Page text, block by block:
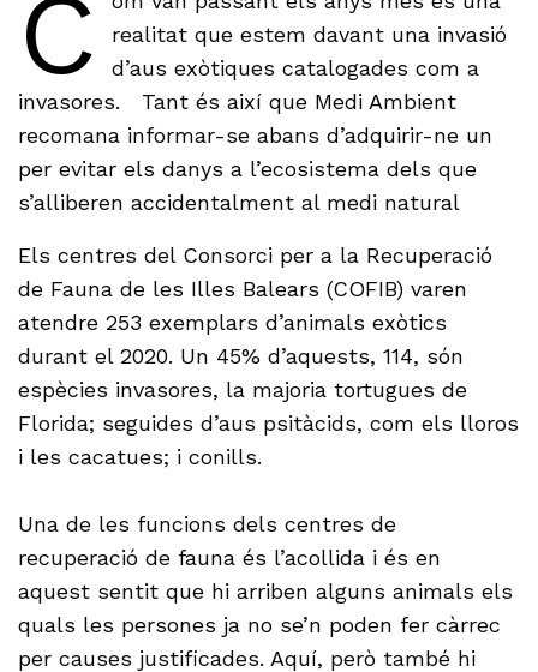
C
realitat que estem davant una invasió
d’aus exòtiques catalogades com a
invasores. Tant és així que Medi Ambient
recomana informar-se abans d’adquirir-ne un
per evitar els danys a l’ecosistema dels que
s’alliberen accidentalment al medi natural
Els centres del Consorci per a la Recuperació
de Fauna de les Illes Balears (COFIB) varen
atendre 253 exemplars d’animals exòtics
durant el 2020. Un 45% d’aquests, 114, són
espècies invasores, la majoria tortugues de
Florida; seguides d’aus psitàcids, com els lloros
i les cacatues; i conills.
Una de les funcions dels centres de
recuperació de fauna és l’acollida i és en
aquest sentit que hi arriben alguns animals els
quals les persones ja no se’n poden fer càrrec
per causes justificades. Aquí, però també hi